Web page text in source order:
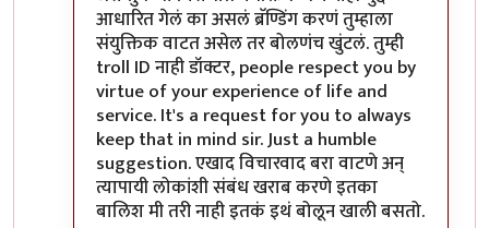
आधारित गेलं का असलं ब्रॅण्डिंग करणं तुम्हाला
संयुक्तिक वाटत असेल तर बोलणंच खुंटलं. तुम्ही
troll ID नाही डॉक्टर, people respect you by
virtue of your experience of life and
service. It's a request for you to always
keep that in mind sir. Just a humble
suggestion. एखाद विचारवाद बरा वाटणे अन्
त्यापायी लोकांशी संबंध खराब करणे इतका
बालिश मी तरी नाही इतकं इथं बोलून खाली बसतो.